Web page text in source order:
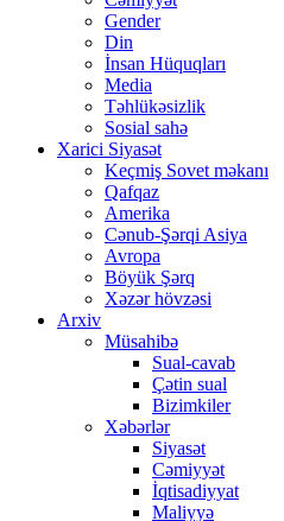
Gender
Din
İnsan Hüquqları
Media
Təhlükəsizlik
Sosial sahə
Xarici Siyasət
Keçmiş Sovet məkanı
Qafqaz
Amerika
Cənub-Şərqi Asiya
Avropa
Böyük Şərq
Xəzər hövzəsi
Arxiv
Müsahibə
Sual-cavab
Çətin sual
Bizimkiler
Xəbərlər
Siyasət
Cəmiyyət
İqtisadiyyat
Maliyyə